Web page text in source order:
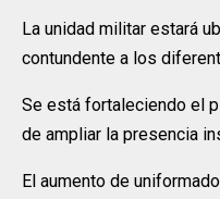
La unidad militar estará
contundente a los
Se está fortaleciendo el
de ampliar la presencia
El aumento de